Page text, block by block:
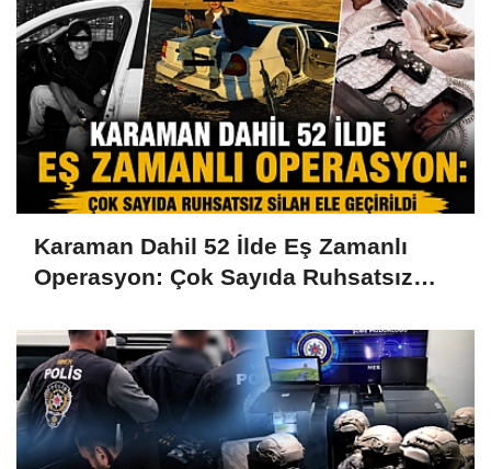
Karaman Dahil 52 İlde Eş Zamanlı
Operasyon: Çok Sayıda Ruhsatsız